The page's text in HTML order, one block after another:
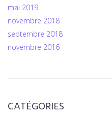
mai 2019
novembre 2018
septembre 2018
novembre 2016
CATÉGORIES